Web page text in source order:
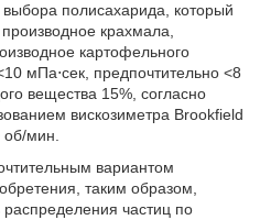
полисахарида, который
крахмала,
картофельного
мПа⋅сек, предпочтительно <8
вещества 15%, согласно
вискозиметра Brookfield
мин.
вариантом
таким образом,
частиц по